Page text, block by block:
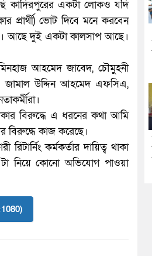
কাদিরপুরের একটা লোকও যদি
প্রার্থী) ভোট দিবে মনে করবেন
আছে দুই একটা কালসাপ আছে।
মিনহাজ আহমেদ জাবেদ, চৌমুহনী
জামাল উদ্দিন আহমেদ এফসিএ,
বিরুদ্ধে এ ধরনের কথা আমি
কাজ করেছে।
কর্মকর্তার দায়িত্ব থাকা
নিয়ে কোনো অভিযোগ পাওয়া